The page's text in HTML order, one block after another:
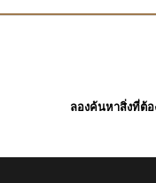
ลองค้นหาสิ่งที่ต้อ